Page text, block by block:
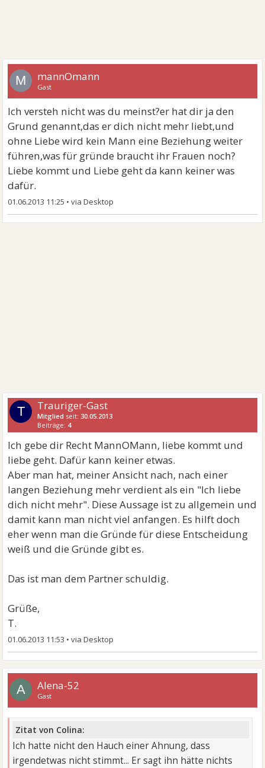
M mannOmann
Gast
Ich versteh nicht was du meinst?er hat dir ja den
Grund genannt,das er dich nicht mehr liebt,und
ohne Liebe wird kein Mann eine Beziehung weiter
führen,was für gründe braucht ihr Frauen noch?
Liebe kommt und Liebe geht da kann keiner was
dafür.
01.06.2013 11:25 •
T Trauriger-Gast
Mitglied seit:30.05.2013
Beiträge: 4
Ich gebe dir Recht MannOMann, liebe kommt und
liebe geht. Dafür kann keiner etwas.
Aber man hat, meiner Ansicht nach, nach einer
langen Beziehung mehr verdient als ein "Ich liebe
dich nicht mehr". Diese Aussage ist zu allgemein und
damit kann man nicht viel anfangen. Es hilft doch
eher wenn man die Gründe für diese Entscheidung
weiß und die Gründe gibt es.
Das ist man dem Partner schuldig.
Grüße,
T.
01.06.2013 11:53 •
A Alena-52
Gast
Zitat von Colina:
Ich hatte nicht den Hauch einer Ahnung, dass
irgendetwas nicht stimmt... Er sagt ihn hätte nichts